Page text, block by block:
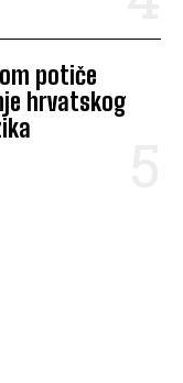
potiče
hrvatskog